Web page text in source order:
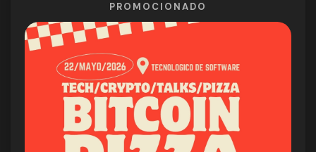
PROMOCIONADO